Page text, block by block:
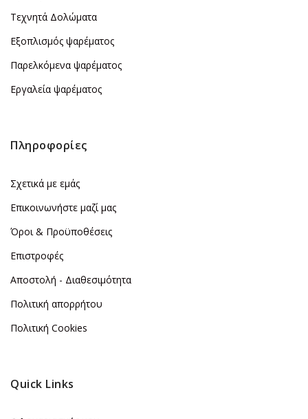
Τεχνητά Δολώματα
Εξοπλισμός ψαρέματος
Παρελκόμενα ψαρέματος
Εργαλεία ψαρέματος
Πληροφορίες
Σχετικά με εμάς
Επικοινωνήστε μαζί μας
Όροι & Προϋποθέσεις
Επιστροφές
Αποστολή - Διαθεσιμότητα
Πολιτική απορρήτου
Πολιτική Cookies
Quick Links